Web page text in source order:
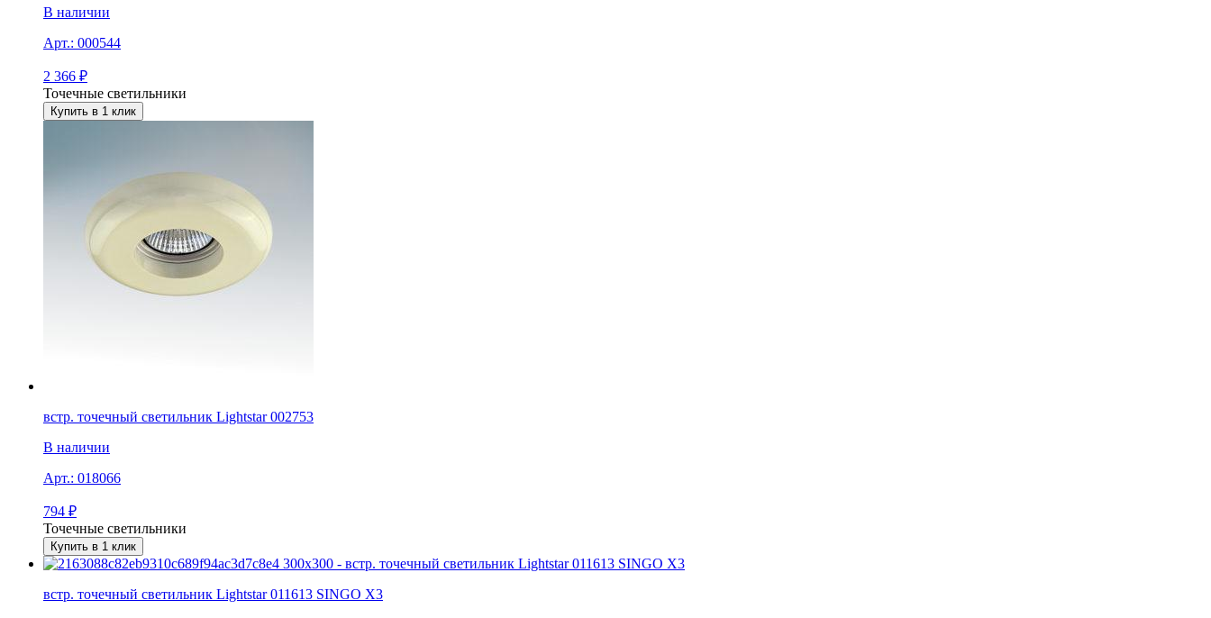
В наличии
Арт.: 000544
2 366 ₽
Точечные светильники
Купить в 1 клик
встр. точечный светильник Lightstar 002753
В наличии
Арт.: 018066
794 ₽
Точечные светильники
Купить в 1 клик
встр. точечный светильник Lightstar 011613 SINGO X3